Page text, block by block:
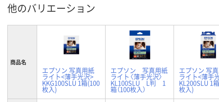
他のバリエーション
商品名
エプソン 写真用紙
ライト<薄手光沢>
KKG100SLU 1箱(100
枚入)
エプソン 写真用紙
ライト〈薄手光沢〉
KL100SLU L判 1
箱（100枚入）
エプソン 写
ライト<薄手
KL200SLU 1
枚入)